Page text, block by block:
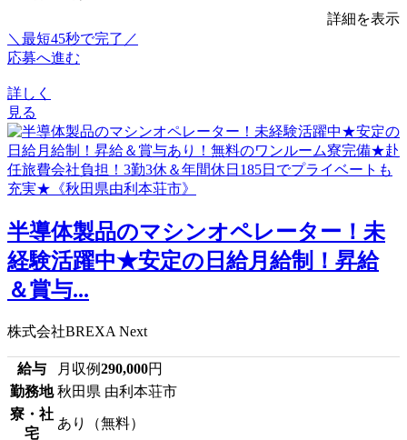
詳細を表示
＼最短45秒で完了／
応募へ進む
詳しく
見る
半導体製品のマシンオペレーター！未
経験活躍中★安定の日給月給制！昇給
＆賞与...
株式会社BREXA Next
給与 月収例290,000円
勤務地 秋田県 由利本荘市
寮・社
宅
あり（無料）